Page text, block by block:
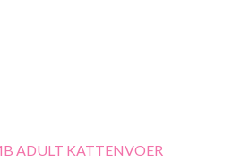
ADULT KATTENVOER